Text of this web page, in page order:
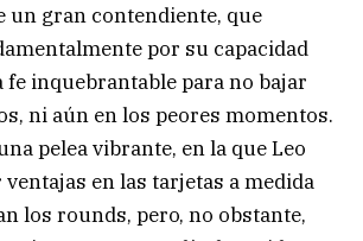
un gran contendiente, que
por su capacidad
fe inquebrantable para no bajar
ni aún en los peores momentos.
pelea vibrante, en la que Leo
ventajas en las tarjetas a medida
los rounds, pero, no obstante,